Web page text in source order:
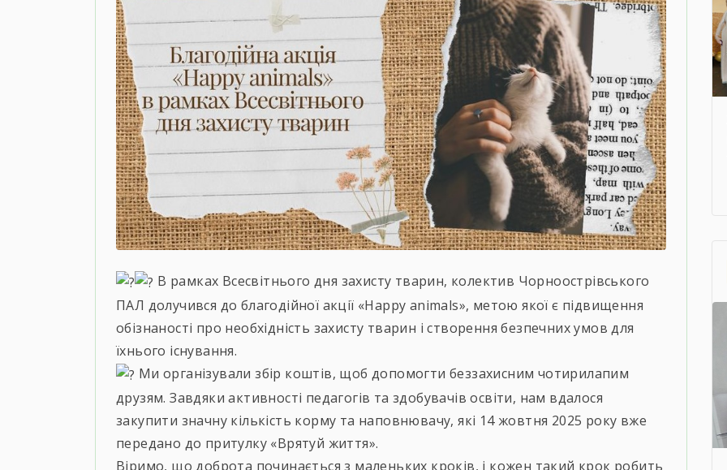
В рамках Всесвітнього дня захисту тварин, колектив Чорноострівського
ПАЛ долучився до благодійної акції «Happy animals», метою якої є підвищення
обізнаності про необхідність захисту тварин і створення безпечних умов для
їхнього існування.
Ми організували збір коштів, щоб допомогти беззахисним чотирилапим
друзям. Завдяки активності педагогів та здобувачів освіти, нам вдалося
закупити значну кількість корму та наповнювачу, які 14 жовтня 2025 року вже
передано до притулку «Врятуй життя».
Віримо, що доброта починається з маленьких кроків, і кожен такий крок робить